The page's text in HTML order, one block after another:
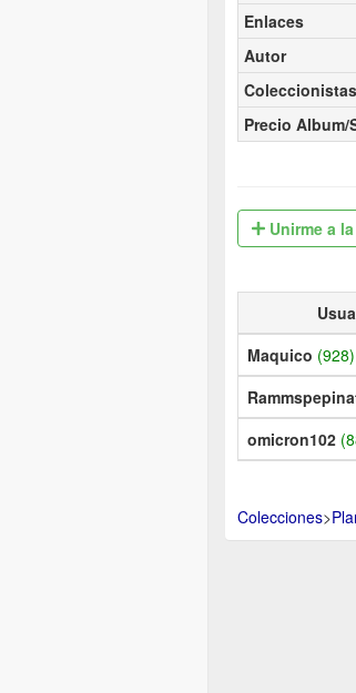
Enlaces
Autor
Coleccionistas
Precio Album/
Unirme a
Maquico (928)
omicron102
Colecciones>